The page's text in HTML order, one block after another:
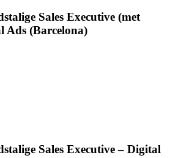
Sales Executive (met
Ads (Barcelona)
Sales Executive – Digital